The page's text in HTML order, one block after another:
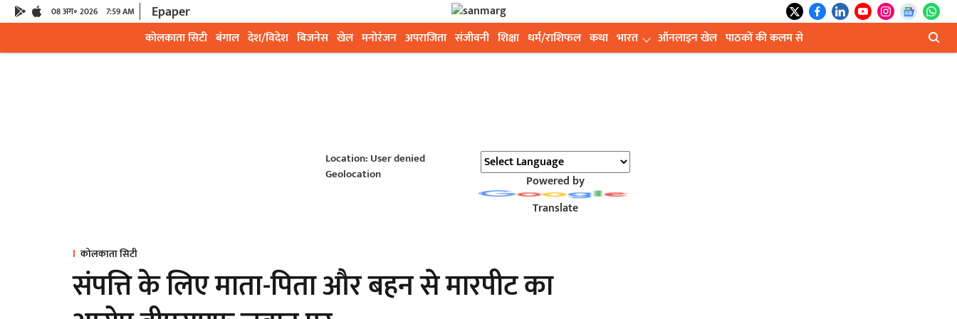
08 अग॰ 2026 7:59 AM Epaper
कोलकाता सिटी बंगाल देश/विदेश बिजनेस खेल मनोरंजन अपराजिता संजीवनी शिक्षा धर्म/राशिफल कथा भारत ऑनलाइन खेल पाठकों की कलम से
Location: User denied
Geolocation
Powered by
Translate
कोलकाता सिटी
संपत्ति के लिए माता-पिता और बहन से मारपीट का